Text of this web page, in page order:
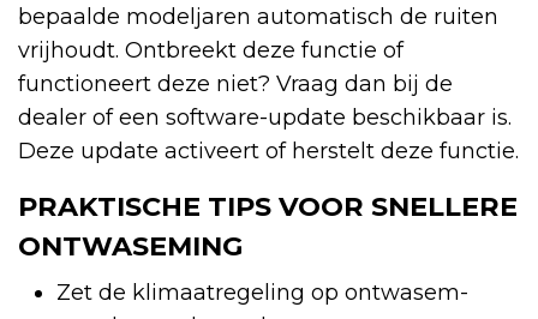
bepaalde modeljaren automatisch de ruiten
vrijhoudt. Ontbreekt deze functie of
functioneert deze niet? Vraag dan bij de
dealer of een software-update beschikbaar is.
Deze update activeert of herstelt deze functie.
PRAKTISCHE TIPS VOOR SNELLERE
ONTWASEMING
Zet de klimaatregeling op ontwasem-